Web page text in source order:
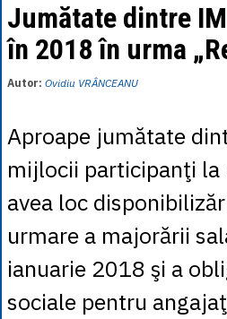
Jumătate dintre
în 2018 în urma
Autor: Ovidiu VRÂNCEANU
Aproape jumătate
mijlocii participanţi la
avea loc
urmare a majorării
ianuarie 2018 şi a
sociale pentru